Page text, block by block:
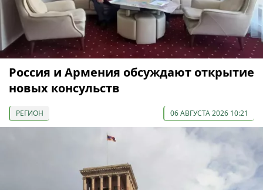
Россия и Армения обсуждают открытие
новых консульств
РЕГИОН 06 АВГУСТА 2026 10:21